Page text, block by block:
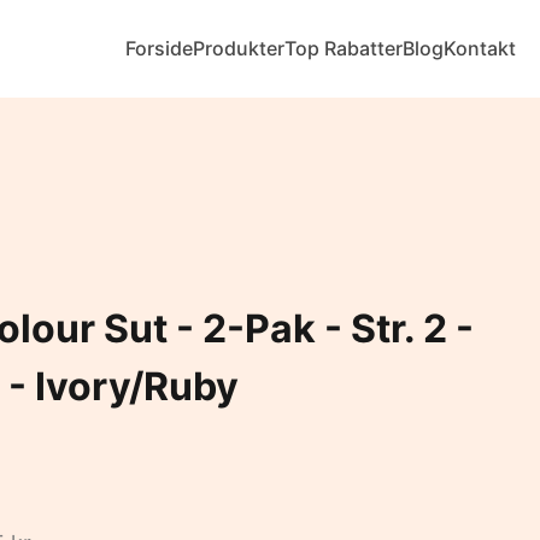
ForsideProdukterTop RabatterBlogKontakt
Sut - 2-Pak - Str. 2 -
Ivory/Ruby